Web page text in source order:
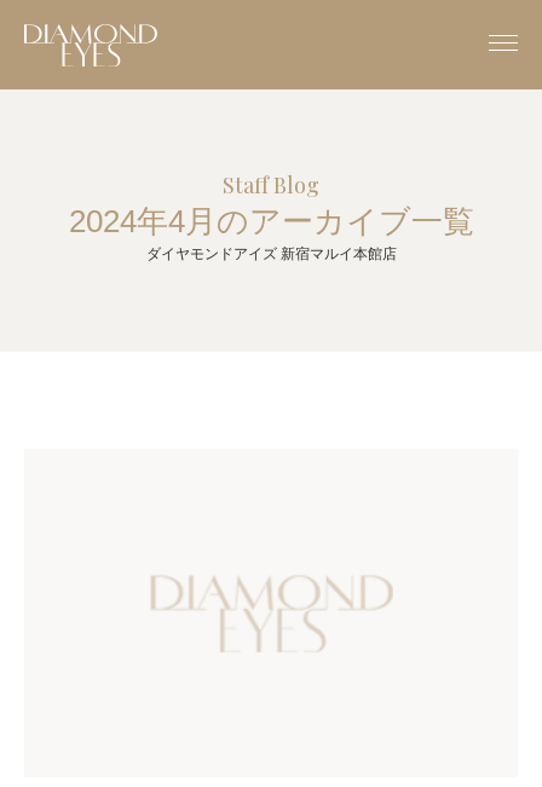
Staff Blog
2024年4月のアーカイブ一覧
ダイヤモンドアイズ 新宿マルイ本館店